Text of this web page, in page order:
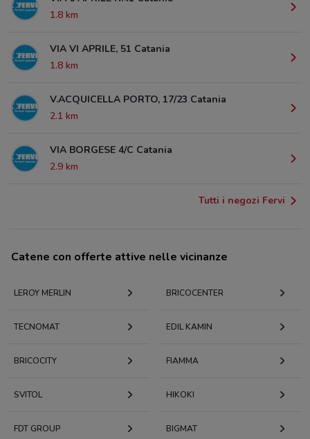
1.8 km
VIA VI APRILE, 51 Catania
1.8 km
V.ACQUICELLA PORTO, 17/23 Catania
2.1 km
VIA BORGESE 4/C Catania
2.9 km
Tutti i negozi Fervi
Catene con offerte attive nelle vicinanze
LEROY MERLIN BRICOCENTER
TECNOMAT EDIL KAMIN
BRICOCITY FIAMMA
SVITOL HIKOKI
FDT GROUP BIGMAT